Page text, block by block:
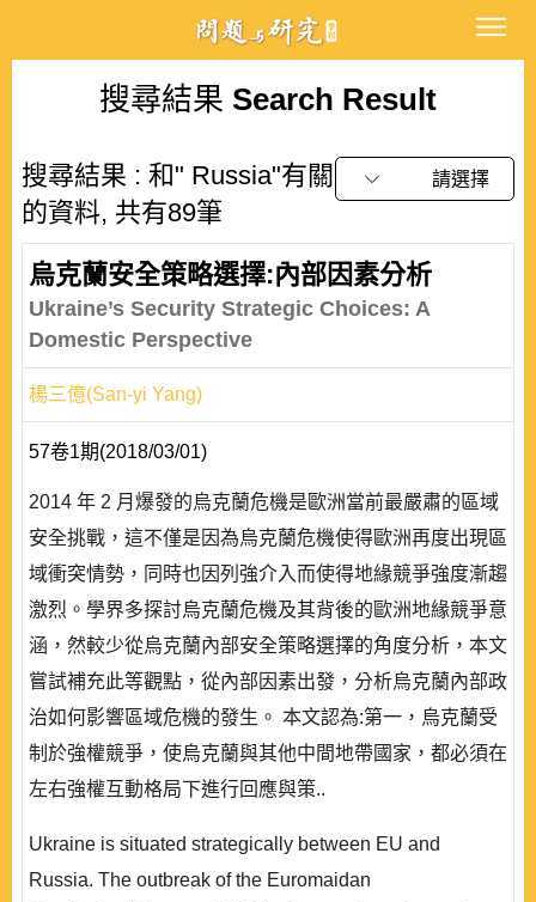
搜尋結果 Search Result
搜尋結果 : 和" Russia"有關
的資料, 共有89筆
請選擇
烏克蘭安全策略選擇:內部因素分析
Ukraine’s Security Strategic Choices: A
Domestic Perspective
楊三億(San-yi Yang)
57卷1期(2018/03/01)
2014 年 2 月爆發的烏克蘭危機是歐洲當前最嚴肅的區域
安全挑戰，這不僅是因為烏克蘭危機使得歐洲再度出現區
域衝突情勢，同時也因列強介入而使得地緣競爭強度漸趨
激烈。學界多探討烏克蘭危機及其背後的歐洲地緣競爭意
涵，然較少從烏克蘭內部安全策略選擇的角度分析，本文
嘗試補充此等觀點，從內部因素出發，分析烏克蘭內部政
治如何影響區域危機的發生。 本文認為:第一，烏克蘭受
制於強權競爭，使烏克蘭與其他中間地帶國家，都必須在
左右強權互動格局下進行回應與策..
Ukraine is situated strategically between EU and
Russia. The outbreak of the Euromaidan